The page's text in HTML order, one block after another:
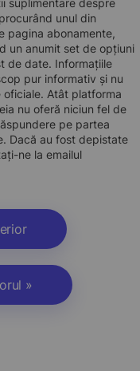
suplimentare despre
unul din
pagina abonamente,
un anumit set de opțiuni
de date. Informațiile
pur informativ și nu
Atât platforma
nu oferă niciun fel de
pe partea
Dacă au fost depistate
ne la emailul
»